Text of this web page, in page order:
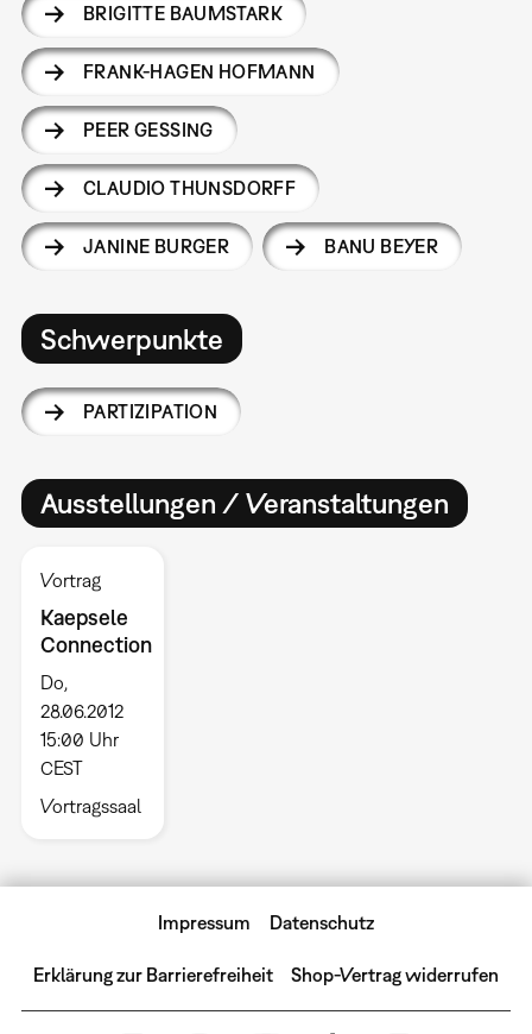
BRIGITTE BAUMSTARK
FRANK-HAGEN HOFMANN
PEER GESSING
CLAUDIO THUNSDORFF
JANINE BURGER BANU BEYER
Schwerpunkte
PARTIZIPATION
Ausstellungen / Veranstaltungen
Vortrag
Kaepsele
Connection
Do,
28.06.2012
15:00 Uhr
CEST
Vortragssaal
Impressum Datenschutz
Erklärung zur Barrierefreiheit Shop-Vertrag widerrufen